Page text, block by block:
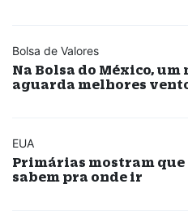
Bolsa de Valores
Na Bolsa do México,
aguarda melhores
EUA
Primárias mostram que
sabem pra onde ir